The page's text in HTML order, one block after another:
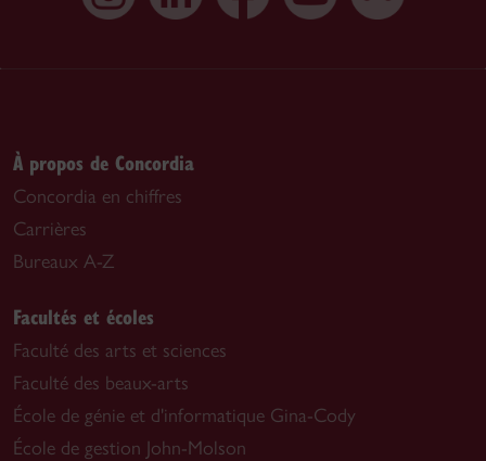
À propos de Concordia
Concordia en chiffres
Carrières
Bureaux A-Z
Facultés et écoles
Faculté des arts et sciences
Faculté des beaux-arts
École de génie et d'informatique Gina-Cody
École de gestion John-Molson